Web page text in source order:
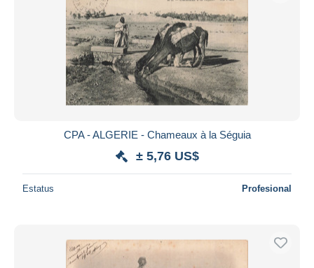
CPA - ALGERIE - Chameaux à la Séguia
± 5,76 US$
Estatus Profesional